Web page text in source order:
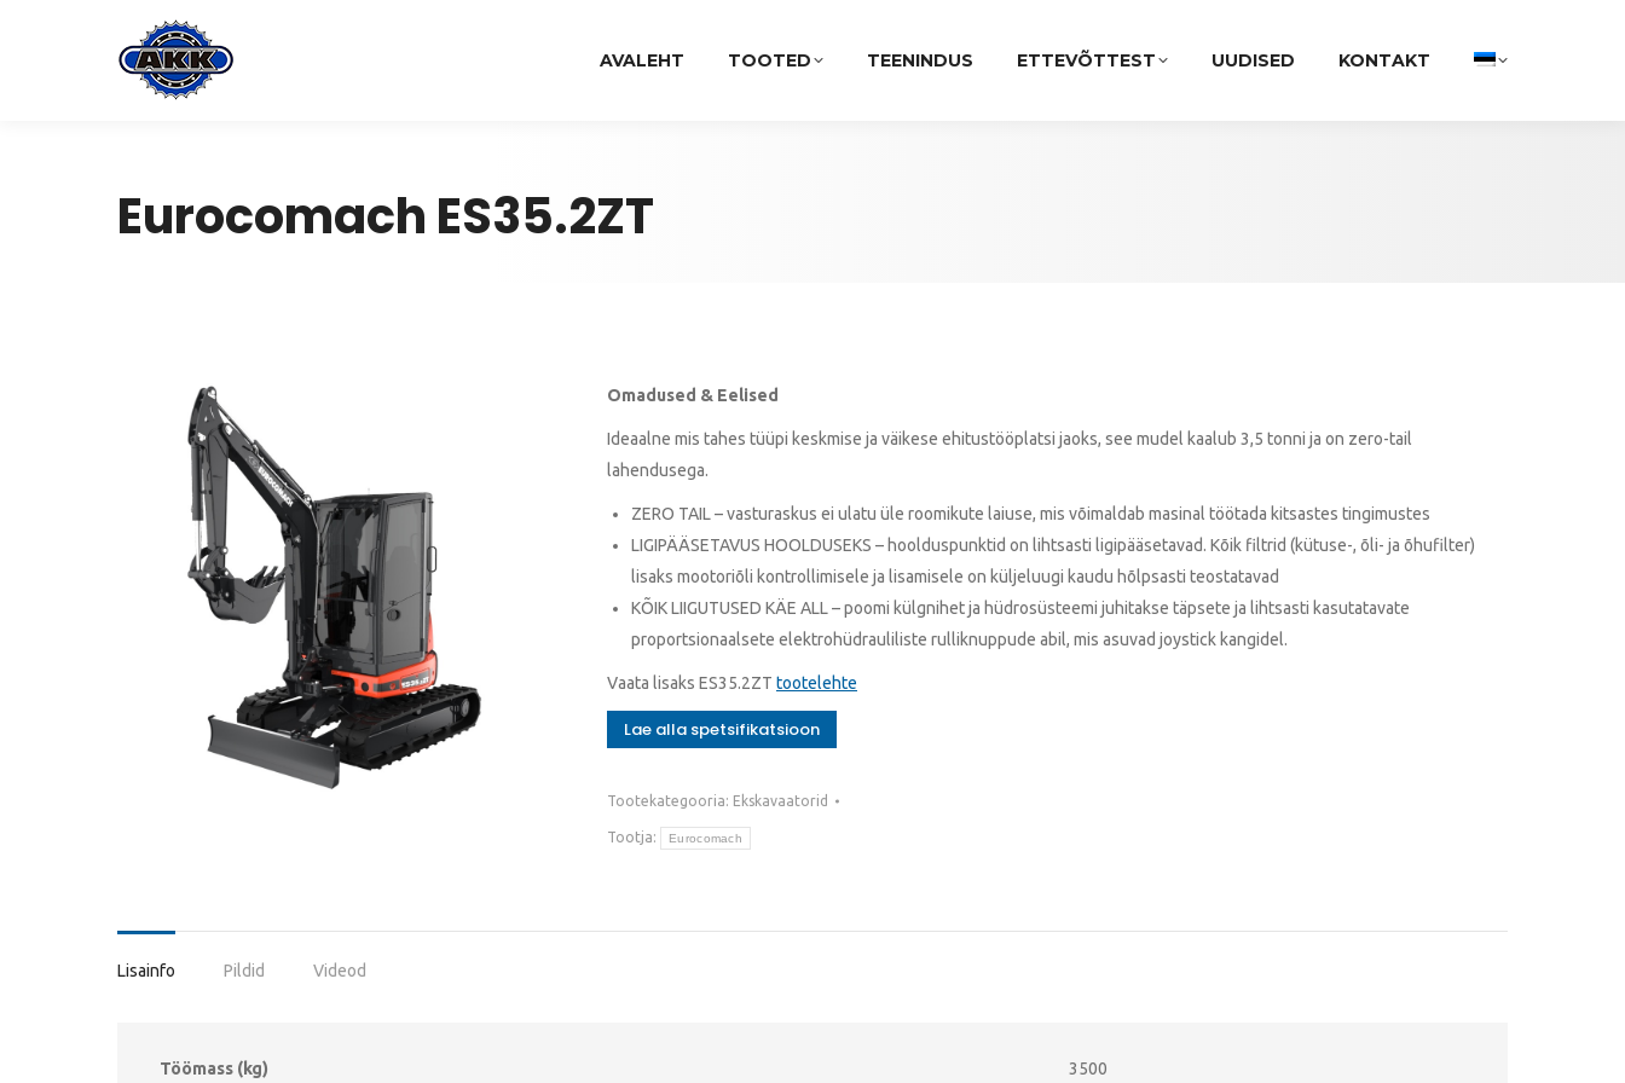
AVALEHT TOOTED TEENINDUS ETTEVÕTTEST UUDISED KONTAKT
Eurocomach ES35.2ZT
Omadused & Eelised
Ideaalne mis tahes tüüpi keskmise ja väikese ehitustööplatsi jaoks, see mudel kaalub 3,5 tonni ja on zero-tail
lahendusega.
ZERO TAIL – vasturaskus ei ulatu üle roomikute laiuse, mis võimaldab masinal töötada kitsastes tingimustes
LIGIPÄÄSETAVUS HOOLDUSEKS – hoolduspunktid on lihtsasti ligipääsetavad. Kõik filtrid (kütuse-, õli- ja õhufilter)
lisaks mootoriõli kontrollimisele ja lisamisele on küljeluugi kaudu hõlpsasti teostatavad
KÕIK LIIGUTUSED KÄE ALL – poomi külgnihet ja hüdrosüsteemi juhitakse täpsete ja lihtsasti kasutatavate
proportsionaalsete elektrohüdrauliliste rulliknuppude abil, mis asuvad joystick kangidel.
Vaata lisaks ES35.2ZT tootelehte
Lae alla spetsifikatsioon
Tootekategooria: Ekskavaatorid
Tootja: Eurocomach
Lisainfo Pildid Videod
Töömass (kg) 3500